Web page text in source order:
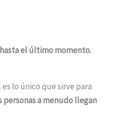
el último momento.
lo único que sirve para
personas a menudo llegan